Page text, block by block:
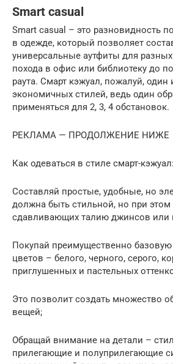
Smart casual
Smart casual – это разновидность
в одежде, который позволяет
универсальные аутфиты для
похода в офис или библиотеку до
раута. Смарт кэжуал, пожалуй, один
экономичных стилей, ведь один
применяться для 2, 3, 4 обстановок.
РЕКЛАМА — ПРОДОЛЖЕНИЕ НИЖЕ
Как одеваться в стиле смарт-кэжуал:
Составляй простые, удобные, но
должна быть стильной, но при этом
сдавливающих талию джинсов или
Покупай преимущественно
цветов – белого, черного, серого,
приглушенных и пастельных
Это позволит создать множество
вещей;
Обращай внимание на детали –
прилегающие и полуприлегающие